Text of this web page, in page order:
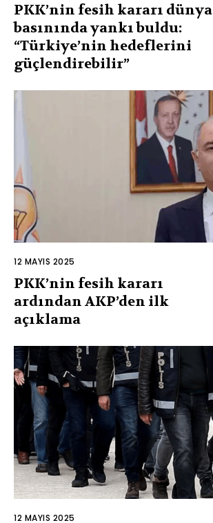
PKK’nin fesih kararı dünya
basınında yankı buldu:
“Türkiye’nin hedeflerini
güçlendirebilir”
12 MAYIS 2025
PKK’nin fesih kararı
ardından AKP’den ilk
açıklama
12 MAYIS 2025